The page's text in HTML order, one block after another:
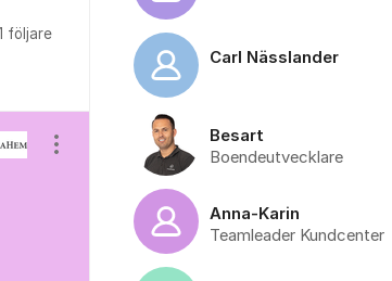
följare
Visa/dölj inställningar för inlägg/kommentar
Carl Nässlander
Besart
Boendeutvecklare
Anna-Karin
Teamleader Kundcenter